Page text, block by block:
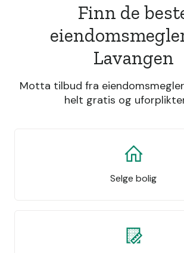
Finn de
Lavangen
Motta tilbud fra
helt gratis og
Selge bolig